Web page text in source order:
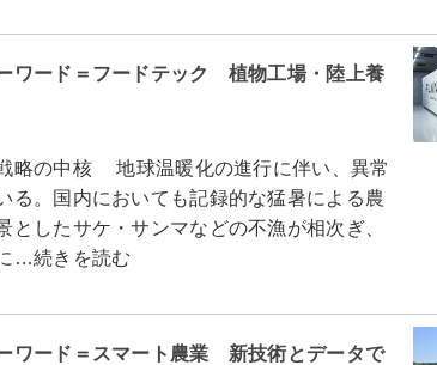
ワード＝フードテック 植物工場・陸上養
の中核 地球温暖化の進行に伴い、異常
る。国内においても記録的な猛暑による農
したサケ・サンマなどの不漁が相次ぎ、
…続きを読む
ワード＝スマート農業 新技術とデータで